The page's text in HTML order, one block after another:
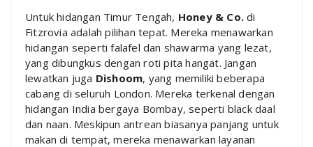
Untuk hidangan Timur Tengah, Honey & Co. di
Fitzrovia adalah pilihan tepat. Mereka menawarkan
hidangan seperti falafel dan shawarma yang lezat,
yang dibungkus dengan roti pita hangat. Jangan
lewatkan juga Dishoom, yang memiliki beberapa
cabang di seluruh London. Mereka terkenal dengan
hidangan India bergaya Bombay, seperti black daal
dan naan. Meskipun antrean biasanya panjang untuk
makan di tempat, mereka menawarkan layanan